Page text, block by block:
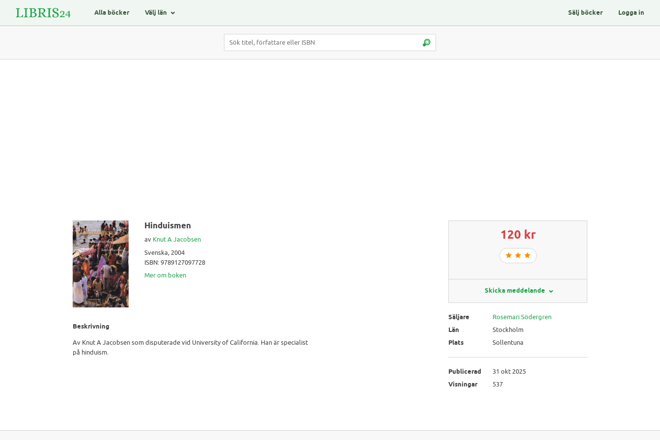
Alla böcker Välj län Sälj böcker Logga in
Hinduismen
av Knut A Jacobsen
Svenska, 2004
ISBN: 9789127097728
Mer om boken
120 kr
Skicka meddelande
Säljare Rosemari Södergren
Län Stockholm
Plats Sollentuna
Publicerad 31 okt 2025
Visningar 537
Beskrivning
Av Knut A Jacobsen som disputerade vid University of California. Han är specialist
på hinduism.